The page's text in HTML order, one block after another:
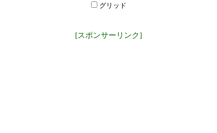
グリッド
[スポンサーリンク]